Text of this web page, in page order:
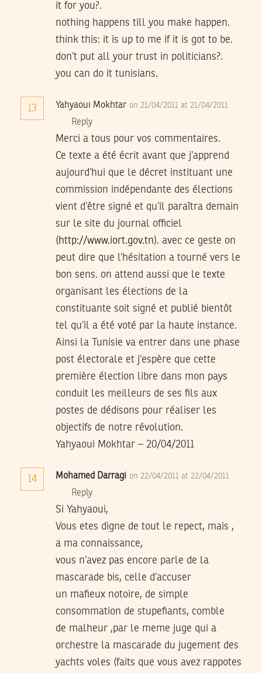
it for you?.
nothing happens till you make happen.
think this: it is up to me if it is got to be.
don’t put all your trust in politicians?.
you can do it tunisians.
13 Yahyaoui Mokhtar on 21/04/2011 at 21/04/2011
Reply
Merci a tous pour vos commentaires.
Ce texte a été écrit avant que j’apprend
aujourd’hui que le décret instituant une
commission indépendante des élections
vient d’être signé et qu’il paraîtra demain
sur le site du journal officiel
(http://www.iort.gov.tn). avec ce geste on
peut dire que l’hésitation a tourné vers le
bon sens. on attend aussi que le texte
organisant les élections de la
constituante soit signé et publié bientôt
tel qu’il a été voté par la haute instance.
Ainsi la Tunisie va entrer dans une phase
post électorale et j’espère que cette
première élection libre dans mon pays
conduit les meilleurs de ses fils aux
postes de dédisons pour réaliser les
objectifs de notre révolution.
Yahyaoui Mokhtar – 20/04/2011
14 Mohamed Darragi on 22/04/2011 at 22/04/2011
Reply
Si Yahyaoui,
Vous etes digne de tout le repect, mais ,
a ma connaissance,
vous n’avez pas encore parle de la
mascarade bis, celle d’accuser
un mafieux notoire, de simple
consommation de stupefiants, comble
de malheur ,par le meme juge qui a
orchestre la mascarade du jugement des
yachts voles (faits que vous avez rappotes